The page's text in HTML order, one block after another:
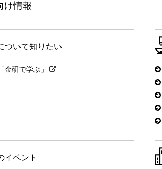
け情報
ついて知りたい
金研で学ぶ」
イベント